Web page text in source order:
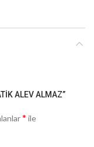
ALEV ALMAZ”
* ile